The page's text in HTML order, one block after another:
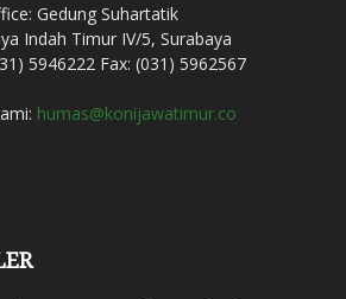
Gedung Suhartatik
Indah Timur IV/5, Surabaya
5946222 Fax: (031) 5962567
humas@konijawatimur.co